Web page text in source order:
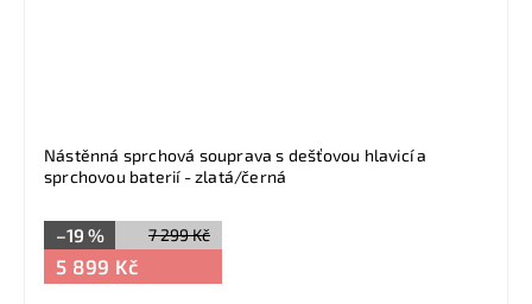
Nástěnná sprchová souprava s dešťovou hlavicí a
sprchovou baterií - zlatá/černá
7 299 Kč
–19 %
5 899 Kč